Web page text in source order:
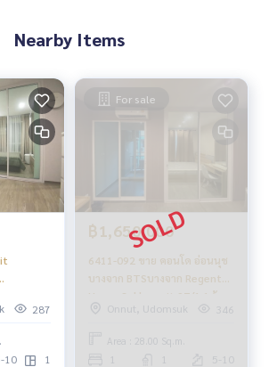
Nearby Items
287
10 1
For sale
฿1,650,000
6411-092 ขาย คอนโด อ่อนนุช
บางจาก BTSบางจาก Regent
Home Sukhumvit 97/1 1ห้อง
นอนOnnut, Udomsuk 346
Area : 28.00 Sq.m.
5-10